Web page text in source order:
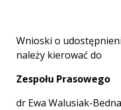
Wnioski o
należy kierować do
Zespołu Prasowego
dr Ewa Walusiak-